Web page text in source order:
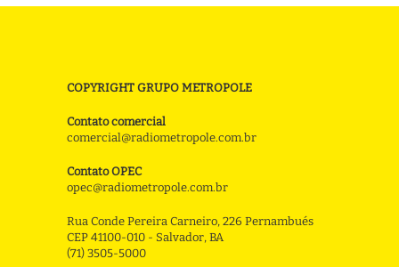
COPYRIGHT GRUPO METROPOLE
Contato comercial
comercial@radiometropole.com.br
Contato OPEC
opec@radiometropole.com.br
Rua Conde Pereira Carneiro, 226 Pernambués
CEP 41100-010 - Salvador, BA
(71) 3505-5000